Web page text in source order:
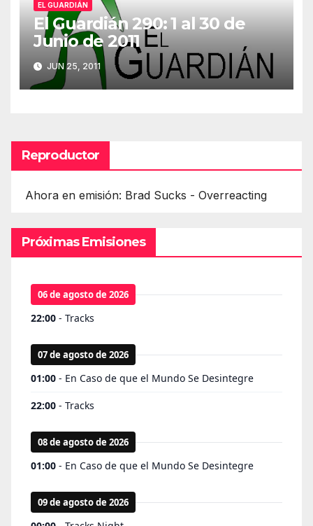
EL GUARDIÁN
El Guardián 290: 1 al 30 de
Junio de 2011
JUN 25, 2011
Reproductor
Ahora en emisión: Brad Sucks - Overreacting
Próximas Emisiones